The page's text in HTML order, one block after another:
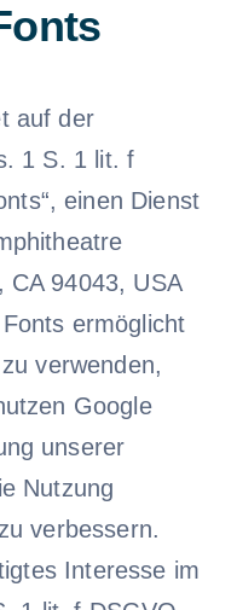
auf der
1 S. 1 lit. f
einen Dienst
CA 94043, USA
ermöglicht
verwenden,
Google
unserer
Nutzung
verbessern.
Interesse im